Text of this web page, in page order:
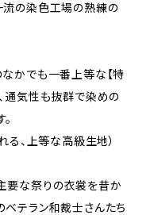
流の染色工場の熟練の
かでも一番上等な【特
通気性も抜群で染めの
る、上等な高級生地）
要な祭りの衣裳を昔か
テラン和裁士さんたち